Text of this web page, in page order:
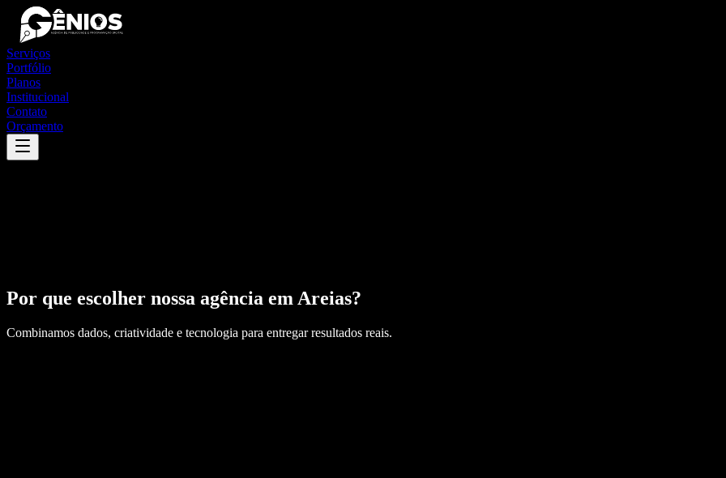
Serviços
Portfólio
Planos
Institucional
Contato
Orçamento
Por que escolher nossa agência em Areias?
Combinamos dados, criatividade e tecnologia para entregar resultados reais.